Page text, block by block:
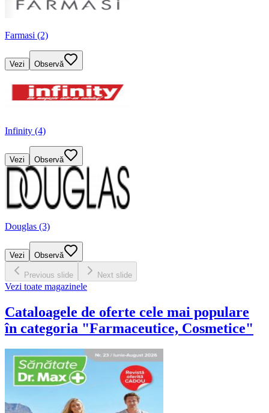
Farmasi (2)
Vezi Observă
Infinity (4)
Vezi Observă
Douglas (3)
Vezi Observă
Previous slide Next slide
Vezi toate magazinele
Cataloagele de oferte cele mai populare
în categoria "Farmaceutice, Cosmetice"